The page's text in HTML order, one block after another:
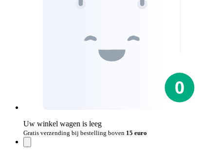
Uw winkel wagen is leeg
Gratis verzending bij bestelling boven 15 euro